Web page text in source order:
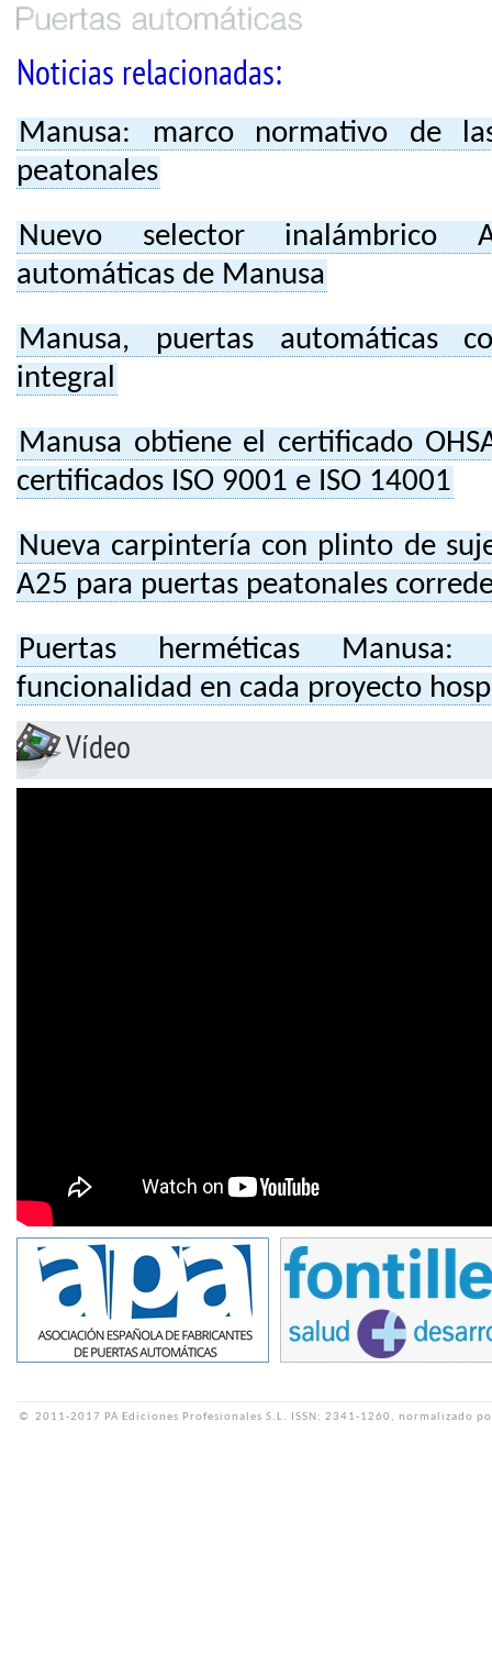
Noticias relacionadas:
Manusa: marco normativo de
peatonales
Nuevo selector inalámbrico
automáticas de Manusa
Manusa, puertas automáticas
integral
Manusa obtiene el certificado
certificados ISO 9001 e ISO 14001
Nueva carpintería con plinto de
A25 para puertas peatonales
Puertas herméticas
funcionalidad en cada proyecto
Vídeo
© 2011-2017 PA Ediciones Profesionales S.L. ISSN: 2341-1260, normalizado